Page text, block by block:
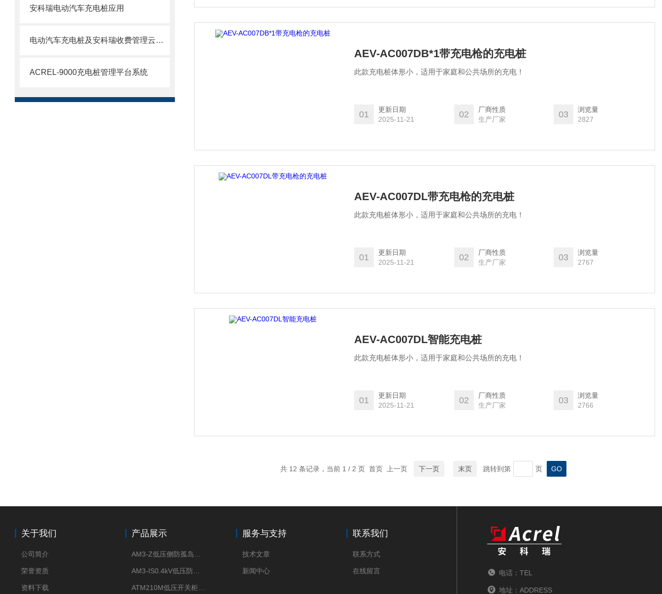
安科瑞电动汽车充电桩应用
电动汽车充电桩及安科瑞收费管理云平台建设现状与发展问题
ACREL-9000充电桩管理平台系统
AEV-AC007DB*1带充电枪的充电桩
此款充电桩体形小，适用于家庭和公共场所的充电！
01
更新日期
2025-11-21
02
厂商性质
生产厂家
03
浏览量
2827
AEV-AC007DL带充电枪的充电桩
此款充电桩体形小，适用于家庭和公共场所的充电！
01
更新日期
2025-11-21
02
厂商性质
生产厂家
03
浏览量
2767
AEV-AC007DL智能充电桩
此款充电桩体形小，适用于家庭和公共场所的充电！
01
更新日期
2025-11-21
02
厂商性质
生产厂家
03
浏览量
2766
共 12 条记录，当前 1 / 2 页 首页 上一页 下一页 末页 跳转到第 页
关于我们
公司简介
荣誉资质
资料下载
产品展示 服务与支持
技术文章
新闻中心
联系我们
联系方式
在线留言 电话：TEL
地址：ADDRESS